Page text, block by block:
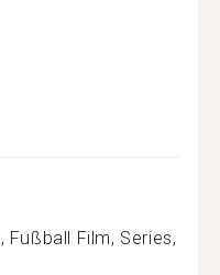
Film, Series,